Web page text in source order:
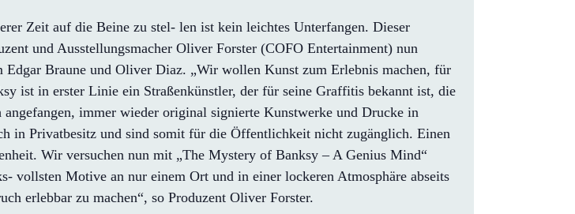
Zeit auf die Beine zu stel- len ist kein leichtes Unterfangen. Dieser
und Ausstellungsmacher Oliver Forster (COFO Entertainment) nun
Braune und Oliver Diaz. „Wir wollen Kunst zum Erlebnis machen, für
ist in erster Linie ein Straßenkünstler, der für seine Graffitis bekannt ist, die
immer wieder original signierte Kunstwerke und Drucke in
in Privatbesitz und sind somit für die Öffentlichkeit nicht zugänglich. Einen
Wir versuchen nun mit „The Mystery of Banksy – A Genius Mind“
vollsten Motive an nur einem Ort und in einer lockeren Atmosphäre abseits
erlebbar zu machen“, so Produzent Oliver Forster.